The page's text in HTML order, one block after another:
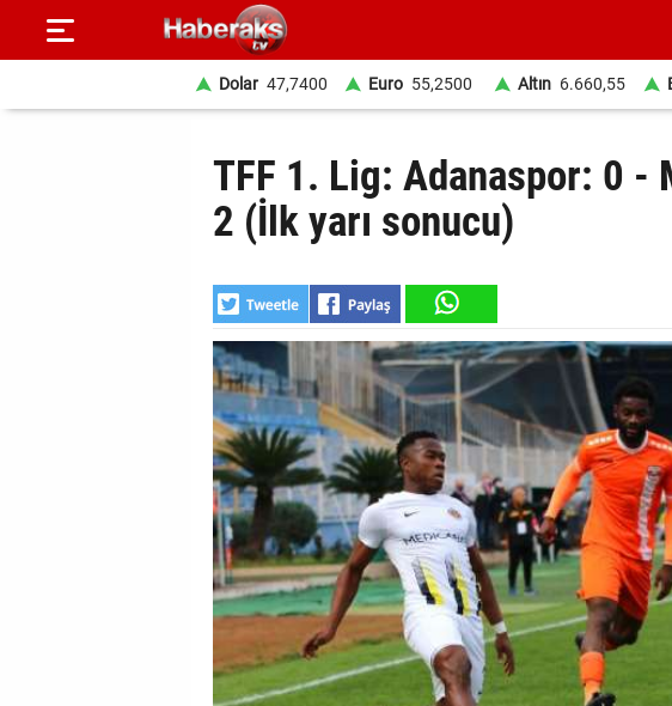
Dolar 47,7400 Euro 55,2500 Altın 6.660,55
TFF 1. Lig: Adanaspor: 0 -
2 (İlk yarı sonucu)